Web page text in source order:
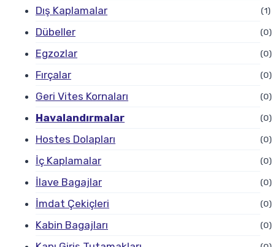
Dış Kaplamalar (1)
Dübeller (0)
Egzozlar (0)
Fırçalar (0)
Geri Vites Kornaları (0)
Havalandırmalar (0)
Hostes Dolapları (0)
İç Kaplamalar (0)
İlave Bagajlar (0)
İmdat Çekiçleri (0)
Kabin Bagajları (0)